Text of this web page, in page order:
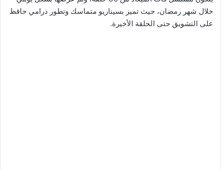
خلال شهر رمضان، حيث تميز بسيناريو متماسك وتطور درامي حافظ
على التشويق حتى الحلقة الأخيرة.